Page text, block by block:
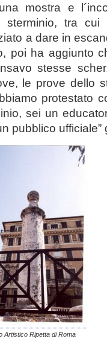
mostra e
tra cui
a dare in
poi ha aggiunto
stesse
le prove dello
protestato
sei un
pubblico ufficiale”
Artistico Ripetta di Roma